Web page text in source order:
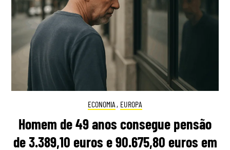
ECONOMIA , EUROPA
Homem de 49 anos consegue pensão
de 3.389,10 euros e 90.675,80 euros em